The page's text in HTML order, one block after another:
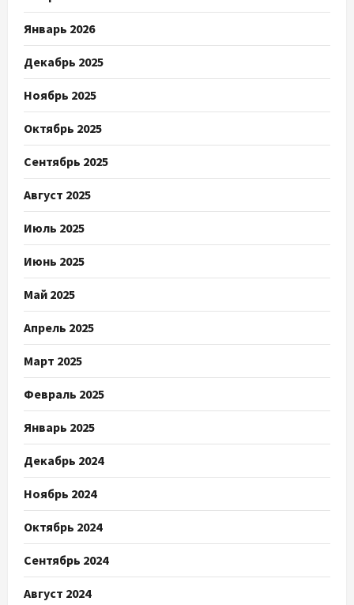
Январь 2026
Декабрь 2025
Ноябрь 2025
Октябрь 2025
Сентябрь 2025
Август 2025
Июль 2025
Июнь 2025
Май 2025
Апрель 2025
Март 2025
Февраль 2025
Январь 2025
Декабрь 2024
Ноябрь 2024
Октябрь 2024
Сентябрь 2024
Август 2024